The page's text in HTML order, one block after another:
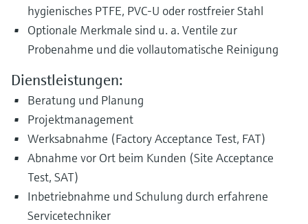
hygienisches PTFE, PVC-U oder rostfreier Stahl
Optionale Merkmale sind u. a. Ventile zur
Probenahme und die vollautomatische Reinigung
Dienstleistungen:
Beratung und Planung
Projektmanagement
Werksabnahme (Factory Acceptance Test, FAT)
Abnahme vor Ort beim Kunden (Site Acceptance
Test, SAT)
Inbetriebnahme und Schulung durch erfahrene
Servicetechniker